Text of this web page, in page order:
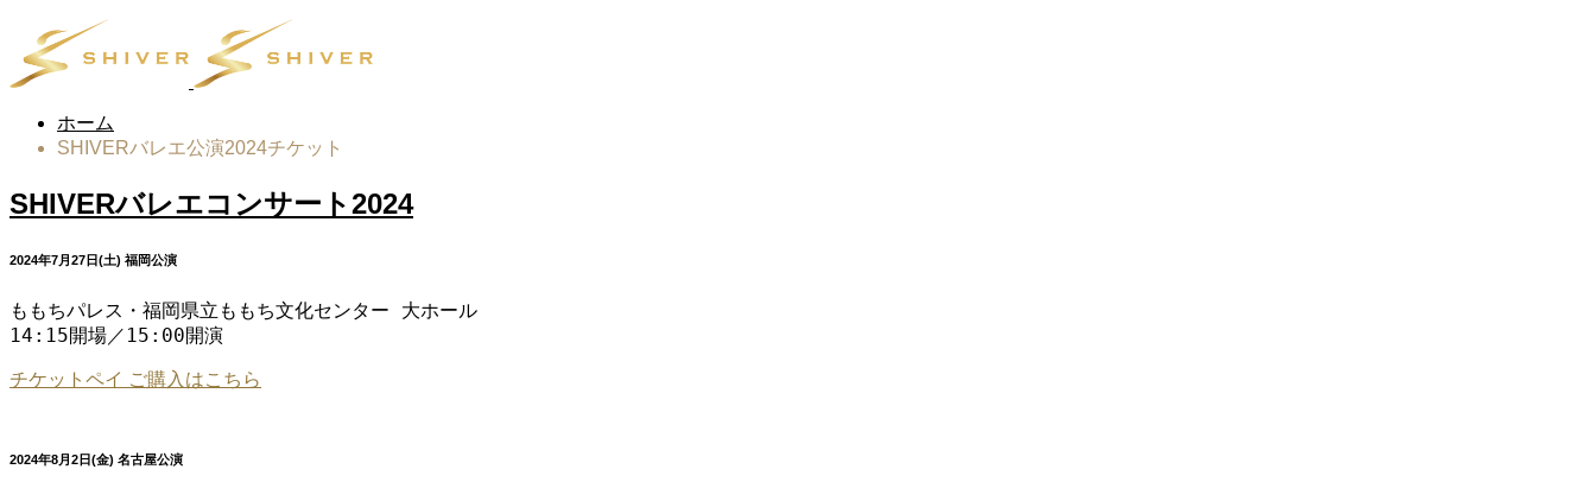
ホーム
SHIVERバレエ公演2024チケット
SHIVERバレエコンサート2024
2024年7月27日(土) 福岡公演
ももちパレス・福岡県立ももち文化センター 大ホール
14:15開場／15:00開演
チケットペイ ご購入はこちら
2024年8月2日(金) 名古屋公演